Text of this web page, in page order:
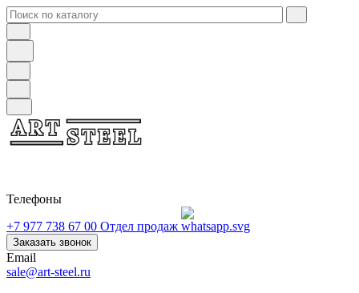
Телефоны
+7 977 738 67 00 Отдел продаж
Заказать звонок
Email
sale@art-steel.ru